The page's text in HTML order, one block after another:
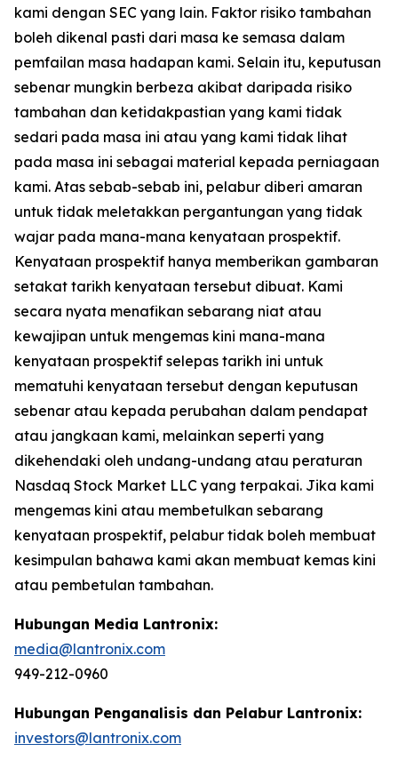
kami dengan SEC yang lain. Faktor risiko tambahan
boleh dikenal pasti dari masa ke semasa dalam
pemfailan masa hadapan kami. Selain itu, keputusan
sebenar mungkin berbeza akibat daripada risiko
tambahan dan ketidakpastian yang kami tidak
sedari pada masa ini atau yang kami tidak lihat
pada masa ini sebagai material kepada perniagaan
kami. Atas sebab-sebab ini, pelabur diberi amaran
untuk tidak meletakkan pergantungan yang tidak
wajar pada mana-mana kenyataan prospektif.
Kenyataan prospektif hanya memberikan gambaran
setakat tarikh kenyataan tersebut dibuat. Kami
secara nyata menafikan sebarang niat atau
kewajipan untuk mengemas kini mana-mana
kenyataan prospektif selepas tarikh ini untuk
mematuhi kenyataan tersebut dengan keputusan
sebenar atau kepada perubahan dalam pendapat
atau jangkaan kami, melainkan seperti yang
dikehendaki oleh undang-undang atau peraturan
Nasdaq Stock Market LLC yang terpakai. Jika kami
mengemas kini atau membetulkan sebarang
kenyataan prospektif, pelabur tidak boleh membuat
kesimpulan bahawa kami akan membuat kemas kini
atau pembetulan tambahan.
Hubungan Media Lantronix:
media@lantronix.com
949-212-0960
Hubungan Penganalisis dan Pelabur Lantronix:
investors@lantronix.com